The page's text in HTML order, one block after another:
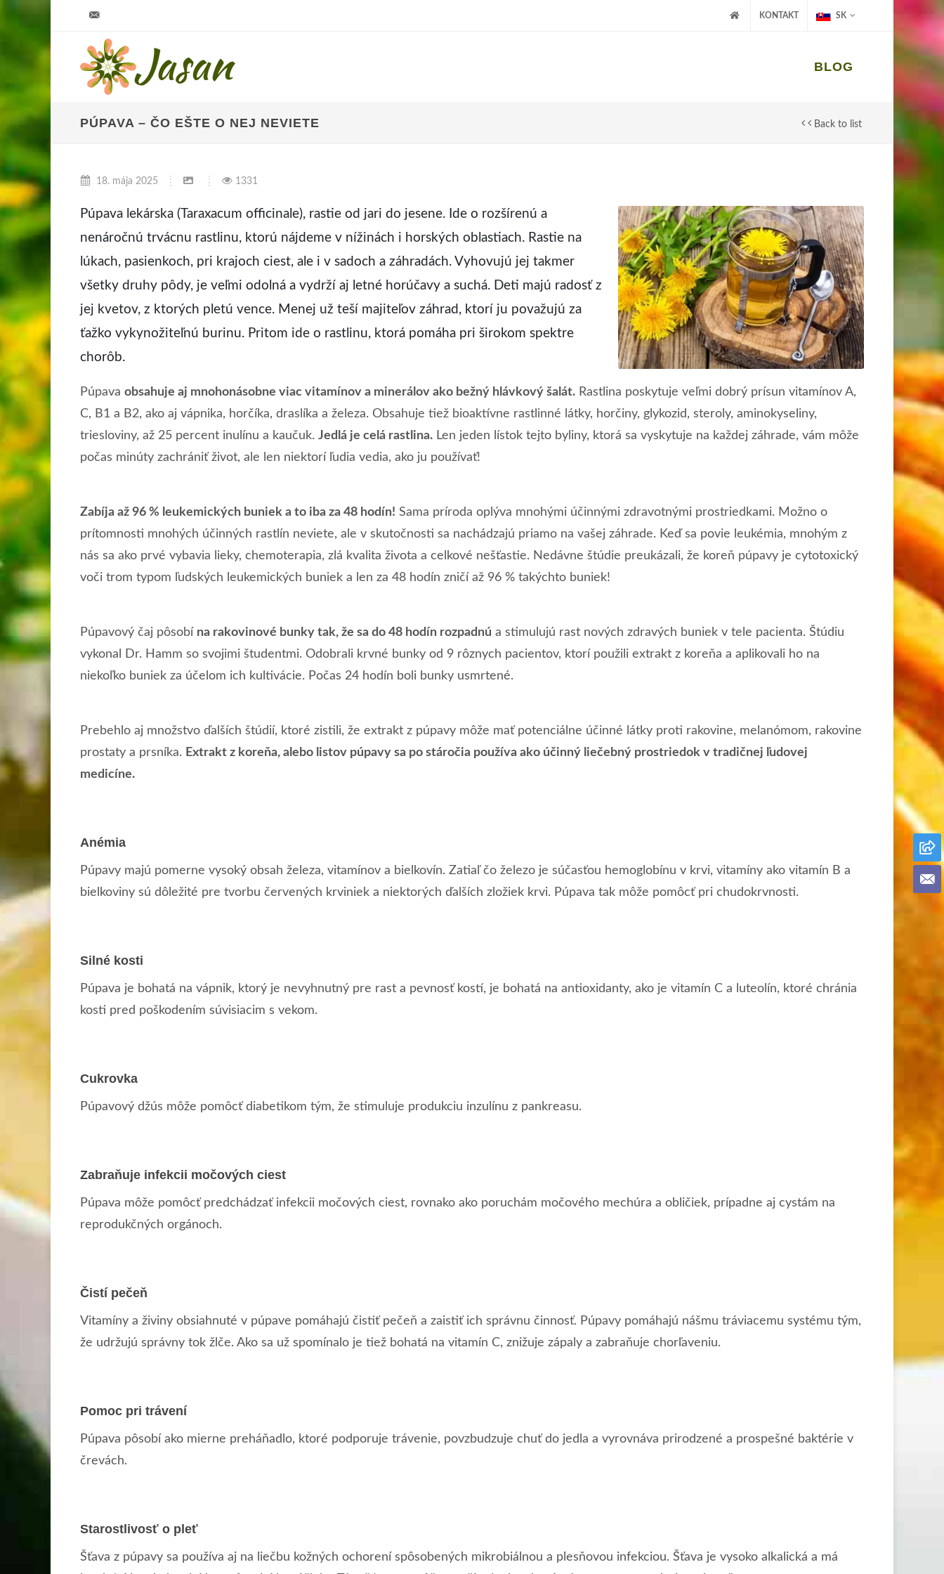
KONTAKT SK
BLOG
PÚPAVA – ČO EŠTE O NEJ NEVIETE Back to list
18. mája 2025 1331
Púpava lekárska (Taraxacum officinale), rastie od jari do jesene. Ide o rozšírenú a
nenáročnú trvácnu rastlinu, ktorú nájdeme v nížinách i horských oblastiach. Rastie na
lúkach, pasienkoch, pri krajoch ciest, ale i v sadoch a záhradách. Vyhovujú jej takmer
všetky druhy pôdy, je veľmi odolná a vydrží aj letné horúčavy a suchá. Deti majú radosť z
jej kvetov, z ktorých pletú vence. Menej už teší majiteľov záhrad, ktorí ju považujú za
ťažko vykynožiteľnú burinu. Pritom ide o rastlinu, ktorá pomáha pri širokom spektre
chorôb.
Púpava obsahuje aj mnohonásobne viac vitamínov a minerálov ako bežný hlávkový šalát. Rastlina poskytuje veľmi dobrý prísun vitamínov A,
C, B1 a B2, ako aj vápnika, horčíka, draslíka a železa. Obsahuje tiež bioaktívne rastlinné látky, horčiny, glykozid, steroly, aminokyseliny,
triesloviny, až 25 percent inulínu a kaučuk. Jedlá je celá rastlina. Len jeden lístok tejto byliny, ktorá sa vyskytuje na každej záhrade, vám môže
počas minúty zachrániť život, ale len niektorí ľudia vedia, ako ju používať!
Zabíja až 96 % leukemických buniek a to iba za 48 hodín! Sama príroda oplýva mnohými účinnými zdravotnými prostriedkami. Možno o
prítomnosti mnohých účinných rastlín neviete, ale v skutočnosti sa nachádzajú priamo na vašej záhrade. Keď sa povie leukémia, mnohým z
nás sa ako prvé vybavia lieky, chemoterapia, zlá kvalita života a celkové nešťastie. Nedávne štúdie preukázali, že koreň púpavy je cytotoxický
voči trom typom ľudských leukemických buniek a len za 48 hodín zničí až 96 % takýchto buniek!
Púpavový čaj pôsobí na rakovinové bunky tak, že sa do 48 hodín rozpadnú a stimulujú rast nových zdravých buniek v tele pacienta. Štúdiu
vykonal Dr. Hamm so svojimi študentmi. Odobrali krvné bunky od 9 rôznych pacientov, ktorí použili extrakt z koreňa a aplikovali ho na
niekoľko buniek za účelom ich kultivácie. Počas 24 hodín boli bunky usmrtené.
Prebehlo aj množstvo ďalších štúdií, ktoré zistili, že extrakt z púpavy môže mať potenciálne účinné látky proti rakovine, melanómom, rakovine
prostaty a prsníka. Extrakt z koreňa, alebo listov púpavy sa po stáročia používa ako účinný liečebný prostriedok v tradičnej ľudovej
medicíne.
Anémia
Púpavy majú pomerne vysoký obsah železa, vitamínov a bielkovín. Zatiaľ čo železo je súčasťou hemoglobínu v krvi, vitamíny ako vitamín B a
bielkoviny sú dôležité pre tvorbu červených krviniek a niektorých ďalších zložiek krvi. Púpava tak môže pomôcť pri chudokrvnosti.
Silné kosti
Púpava je bohatá na vápnik, ktorý je nevyhnutný pre rast a pevnosť kostí, je bohatá na antioxidanty, ako je vitamín C a luteolín, ktoré chránia
kosti pred poškodením súvisiacim s vekom.
Cukrovka
Púpavový džús môže pomôcť diabetikom tým, že stimuluje produkciu inzulínu z pankreasu.
Zabraňuje infekcii močových ciest
Púpava môže pomôcť predchádzať infekcii močových ciest, rovnako ako poruchám močového mechúra a obličiek, prípadne aj cystám na
reprodukčných orgánoch.
Čistí pečeň
Vitamíny a živiny obsiahnuté v púpave pomáhajú čistiť pečeň a zaistiť ich správnu činnosť. Púpavy pomáhajú nášmu tráviacemu systému tým,
že udržujú správny tok žlče. Ako sa už spomínalo je tiež bohatá na vitamín C, znižuje zápaly a zabraňuje chorľaveniu.
Pomoc pri trávení
Púpava pôsobí ako mierne preháňadlo, ktoré podporuje trávenie, povzbudzuje chuť do jedla a vyrovnáva prirodzené a prospešné baktérie v
črevách.
Starostlivosť o pleť
Šťava z púpavy sa používa aj na liečbu kožných ochorení spôsobených mikrobiálnou a plesňovou infekciou. Šťava je vysoko alkalická a má